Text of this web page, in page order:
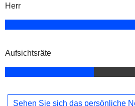
Herr
Aufsichtsräte
Sehen Sie sich das persönliche